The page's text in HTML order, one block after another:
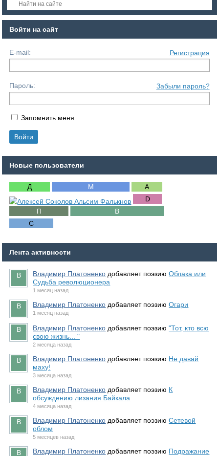
Войти на сайт
E-mail: Регистрация
Пароль: Забыли пароль?
Запомнить меня
Новые пользователи
Лента активности
Владимир Платоненко добавляет поэзиюОблака или
Судьба революционера
1 месяц назад
Владимир Платоненко добавляет поэзиюОгари
1 месяц назад
Владимир Платоненко добавляет поэзию"Тот, кто всю
свою жизнь... "
2 месяца назад
Владимир Платоненко добавляет поэзию Не давай
маху!
3 месяца назад
Владимир Платоненко добавляет поэзию К
обсуждению лизания Байкала
4 месяца назад
Владимир Платоненко добавляет поэзиюСетевой
облом
5 месяцев назад
Владимир Платоненко добавляет поэзию Подражание